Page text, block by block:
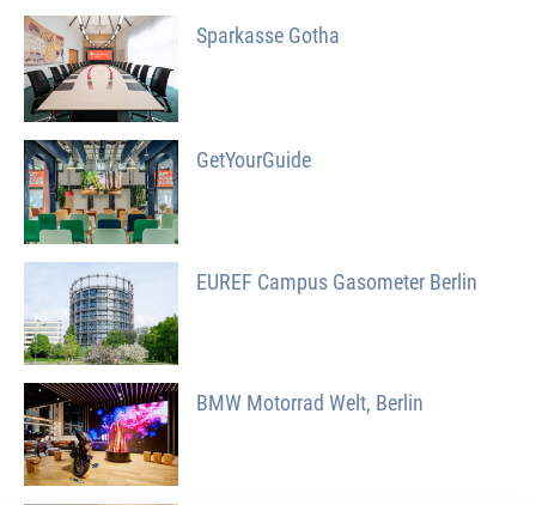
Sparkasse Gotha
GetYourGuide
EUREF Campus Gasometer Berlin
BMW Motorrad Welt, Berlin